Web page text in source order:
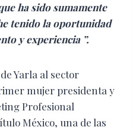
ha sido sumamente
tenido la oportunidad
y experiencia ”.
Yarla al sector
mujer presidenta y
Profesional
México, una de las